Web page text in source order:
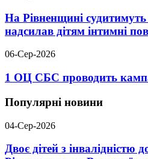
На Рівненщині
надсилав дітям інтимні
06-Сер-2026
1 ОЦ СБС проводить
Популярні новини
04-Сер-2026
Двоє дітей з інвалідністю